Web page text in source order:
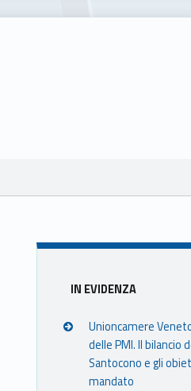
Sidebar
IN EVIDENZA
Unioncamere
delle PMI. Il bilancio
Santocono e gli
mandato